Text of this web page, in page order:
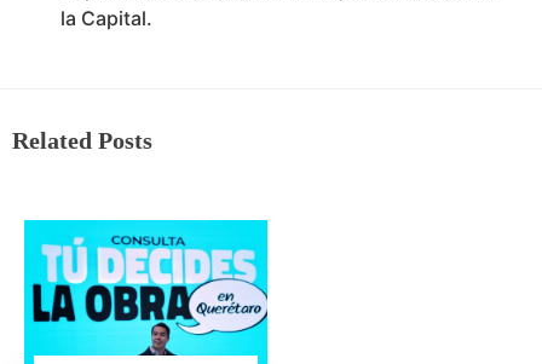
la Capital.
Related Posts